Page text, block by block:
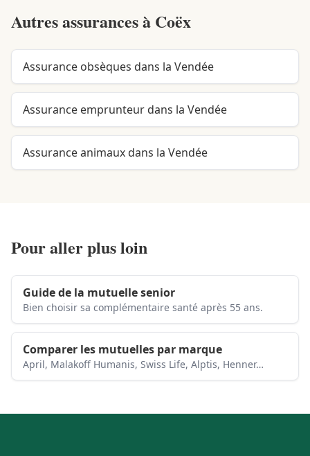
Autres assurances à Coëx
Assurance obsèques dans la Vendée
Assurance emprunteur dans la Vendée
Assurance animaux dans la Vendée
Pour aller plus loin
Guide de la mutuelle senior
Bien choisir sa complémentaire santé après 55 ans.
Comparer les mutuelles par marque
April, Malakoff Humanis, Swiss Life, Alptis, Henner…